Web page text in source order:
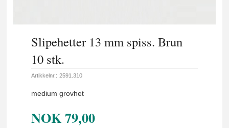
Slipehetter 13 mm spiss. Brun
10 stk.
Artikkelnr.: 2591.310
medium grovhet
NOK79,00